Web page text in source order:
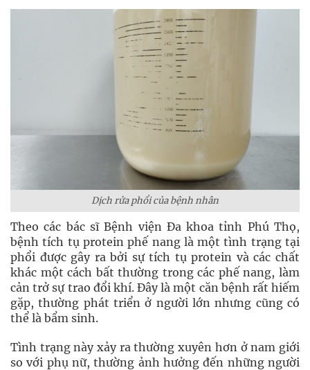
Dịch rửa phổi của bệnh nhân
Theo các bác sĩ Bệnh viện Đa khoa tỉnh Phú Thọ,
bệnh tích tụ protein phế nang là một tình trạng tại
phổi được gây ra bởi sự tích tụ protein và các chất
khác một cách bất thường trong các phế nang, làm
cản trở sự trao đổi khí. Đây là một căn bệnh rất hiếm
gặp, thường phát triển ở người lớn nhưng cũng có
thể là bẩm sinh.
Tình trạng này xảy ra thường xuyên hơn ở nam giới
so với phụ nữ, thường ảnh hưởng đến những người